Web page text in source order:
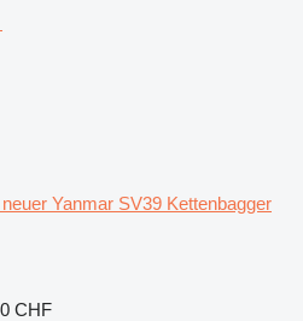
neuer Yanmar SV39 Kettenbagger
CHF